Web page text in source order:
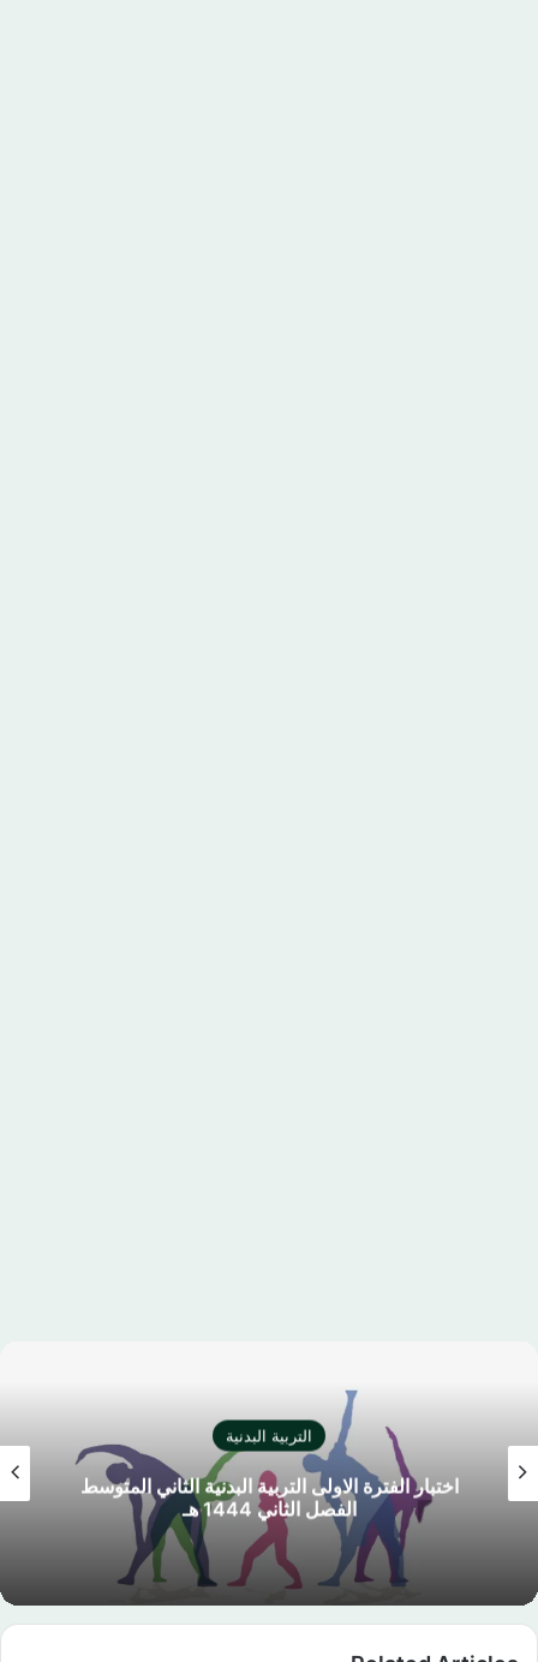
التربية البدنية
اختبار الفترة الاولى التربية البدنية الاول المتوسط
الفصل الثاني 1444 هـ